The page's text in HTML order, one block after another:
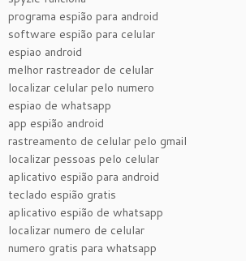
programa espião para android
software espião para celular
espiao android
melhor rastreador de celular
localizar celular pelo numero
espiao de whatsapp
app espião android
rastreamento de celular pelo gmail
localizar pessoas pelo celular
aplicativo espião para android
teclado espião gratis
aplicativo espião de whatsapp
localizar numero de celular
numero gratis para whatsapp